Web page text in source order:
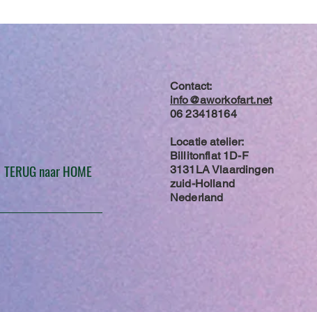
TERUG naar HOME
Contact:
info@aworkofart.net
06 23418164
Locatie atelier:
Billitonflat 1D-F
3131LA Vlaardingen
zuid-Holland
Nederland